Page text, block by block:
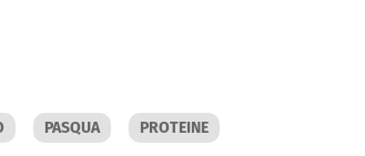
PASQUA PROTEINE